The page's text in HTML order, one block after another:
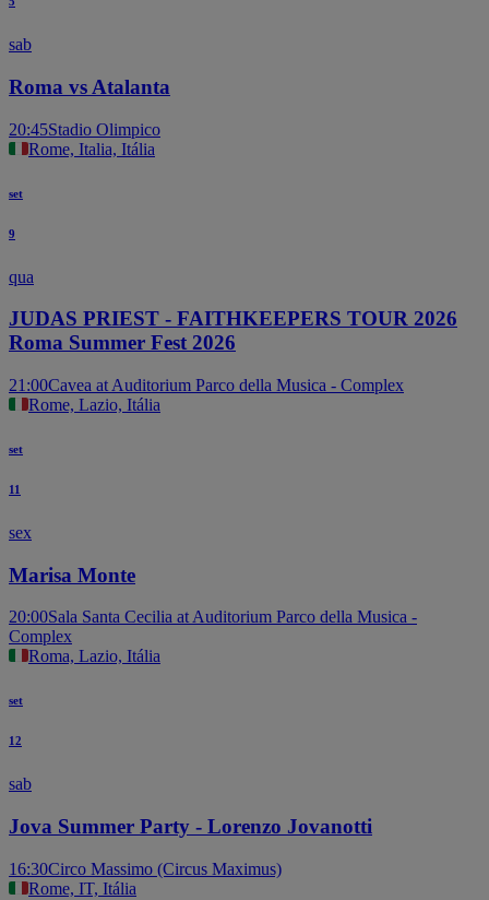
sab
Roma vs Atalanta
20:45Stadio Olimpico
Rome, Italia, Itália
set
9
qua
JUDAS PRIEST - FAITHKEEPERS TOUR 2026
Roma Summer Fest 2026
21:00Cavea at Auditorium Parco della Musica - Complex
Rome, Lazio, Itália
set
11
sex
Marisa Monte
20:00Sala Santa Cecilia at Auditorium Parco della Musica -
Complex
Roma, Lazio, Itália
set
12
sab
Jova Summer Party - Lorenzo Jovanotti
16:30Circo Massimo (Circus Maximus)
Rome, IT, Itália